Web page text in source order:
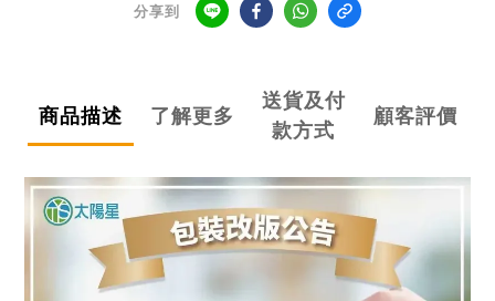
分享到
商品描述 了解更多
送貨及付
款方式
顧客評價